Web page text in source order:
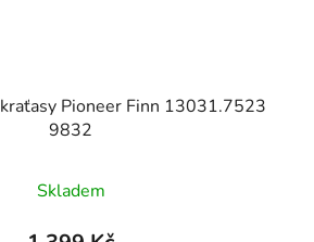
Pioneer Finn 13031.7523
9832
Skladem